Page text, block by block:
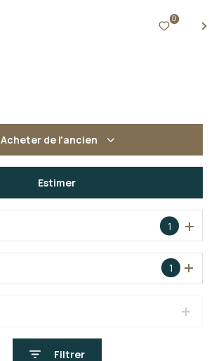
0
Acheter de l'ancien
Estimer
1
1
Filtrer